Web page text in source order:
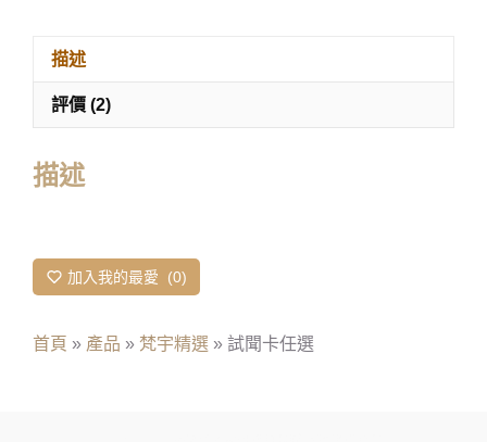
描述
評價 (2)
描述
加入我的最愛 0
首頁 » 產品 » 梵宇精選 » 試聞卡任選